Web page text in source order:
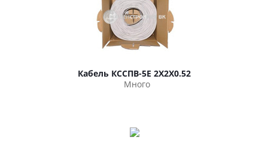
Кабель КССПВ-5Е 2Х2Х0.52
Много